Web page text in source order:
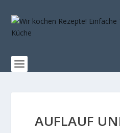
AUFLAUF